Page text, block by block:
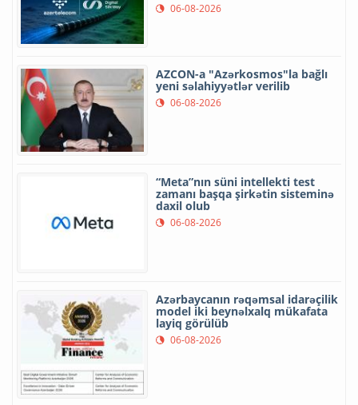
06-08-2026
AZCON-a "Azərkosmos"la bağlı
yeni səlahiyyətlər verilib
06-08-2026
“Meta”nın süni intellekti test
zamanı başqa şirkətin sisteminə
daxil olub
06-08-2026
Azərbaycanın rəqəmsal idarəçilik
model iki beynəlxalq mükafata
layiq görülüb
06-08-2026